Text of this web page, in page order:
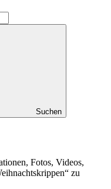
Suchen
Fotos, Videos,
zu